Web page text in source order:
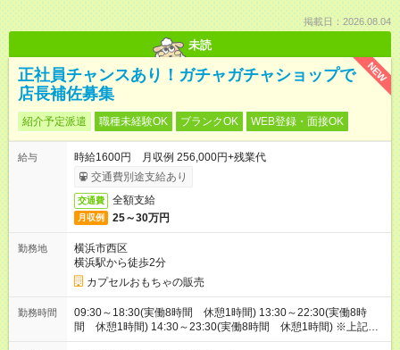
掲載日：2026.08.04
未読
NEW
正社員チャンスあり！ガチャガチャショップで
店長補佐募集
紹介予定派遣 職種未経験OK ブランクOK WEB登録・面接OK
給与
時給1600円 月収例 256,000円+残業代
交通費別途支給あり
交通費 全額支給
月収例 25～30万円
勤務地
横浜市西区
横浜駅から徒歩2分
カプセルおもちゃの販売
勤務時間
09:30～18:30(実働8時間 休憩1時間) 13:30～22:30(実働8時
間 休憩1時間) 14:30～23:30(実働8時間 休憩1時間) ※上記は
一例です。9:30～23:30の中でシフト制です